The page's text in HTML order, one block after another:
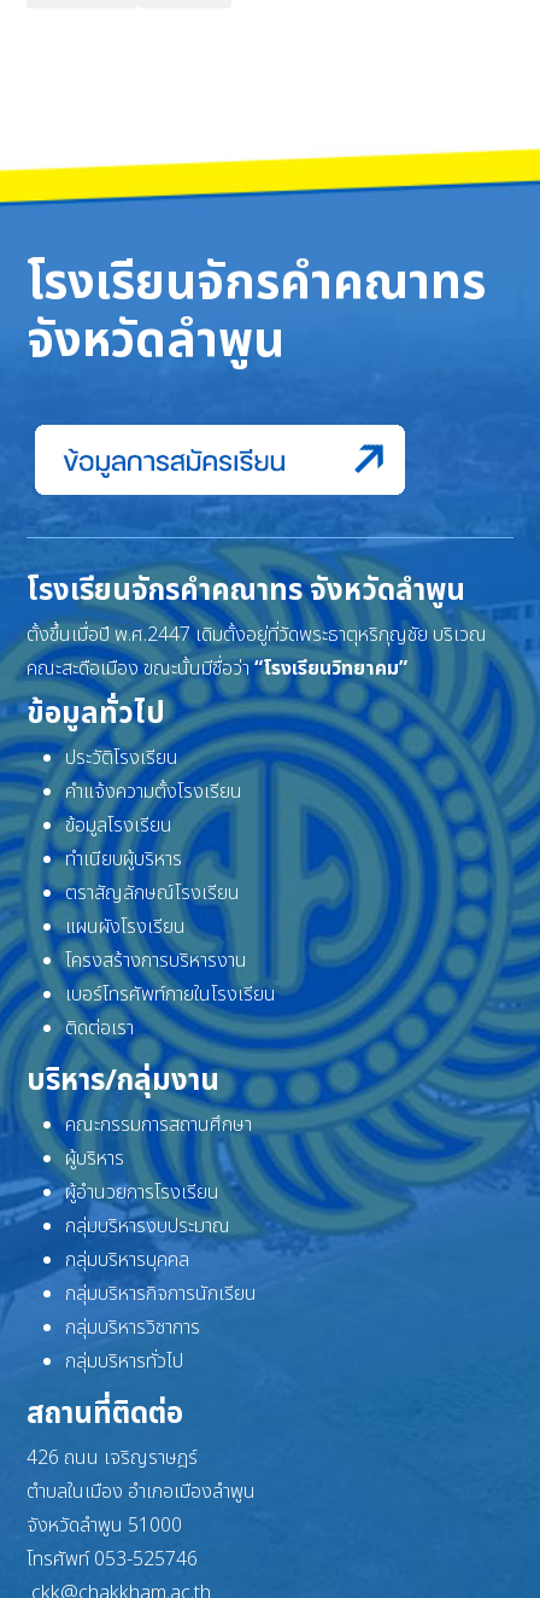
โรงเรียนจักรคำคณาทร
จังหวัดลำพูน
โรงเรียนจักรคำคณาทร จังหวัดลำพูน
ตั้งขึ้นเมื่อปี พ.ศ.2447 เดิมตั้งอยู่ที่วัดพระธาตุหริภุญชัย บริเวณ
คณะสะดือเมือง ขณะนั้นมีชื่อว่า“โรงเรียนวิทยาคม”
ข้อมูลทั่วไป
ประวัติโรงเรียน
คำแจ้งความตั้งโรงเรียน
ข้อมูลโรงเรียน
ทำเนียบผู้บริหาร
ตราสัญลักษณ์โรงเรียน
แผนผังโรงเรียน
โครงสร้างการบริหารงาน
เบอร์โทรศัพท์ภายในโรงเรียน
ติดต่อเรา
บริหาร/กลุ่มงาน
คณะกรรมการสถานศึกษา
ผู้บริหาร
ผู้อำนวยการโรงเรียน
กลุ่มบริหารงบประมาณ
กลุ่มบริหารบุคคล
กลุ่มบริหารกิจการนักเรียน
กลุ่มบริหารวิชาการ
กลุ่มบริหารทั่วไป
สถานที่ติดต่อ
426 ถนน เจริญราษฎร์
ตำบลในเมือง อำเภอเมืองลำพูน
จังหวัดลำพูน 51000
โทรศัพท์ 053-525746